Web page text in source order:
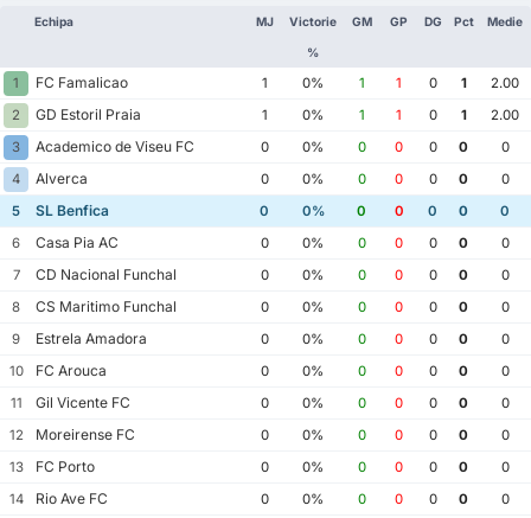
Echipa MJ Victorie
%
GM GP DG Pct Medie
1 FC Famalicao 1 0% 1 1 0 1
2.00
2
GD Estoril Praia 1 0% 1 1 0 1
2.00
3
Academico de Viseu FC 0 0% 0 0 0 0
0
4
Alverca 0 0% 0 0 0 0
0
5
SL Benfica 0 0% 0 0 0 0
0
6
Casa Pia AC 0 0% 0 0 0 0
0
7
CD Nacional Funchal 0 0% 0 0 0 0
0
8
CS Maritimo Funchal 0 0% 0 0 0 0
0
9
Estrela Amadora 0 0% 0 0 0 0
0
10
FC Arouca 0 0% 0 0 0 0
0
11
Gil Vicente FC 0 0% 0 0 0 0
0
12
Moreirense FC 0 0% 0 0 0 0
0
13
FC Porto 0 0% 0 0 0 0
0
14
Rio Ave FC 0 0% 0 0 0 0
0